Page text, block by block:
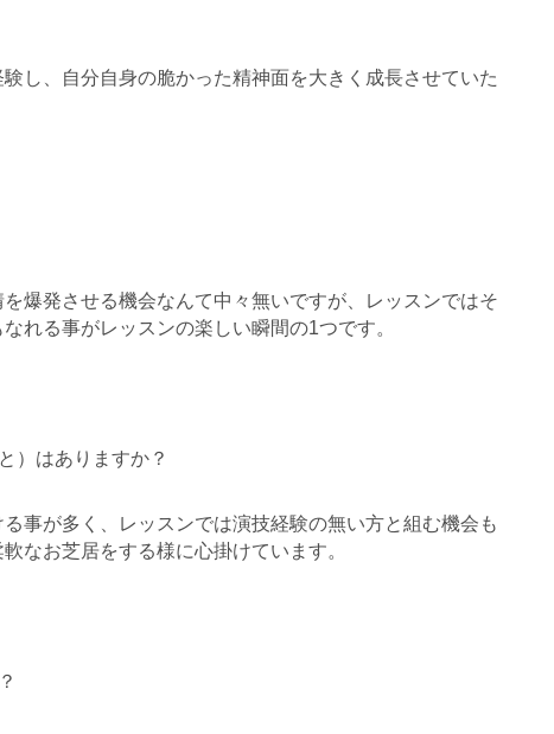
し、
自分自身の脆かった精神面を大きく成長させていた
を爆発させる機会なんて中々無いですが、レッスンではそ
れる事がレッスンの楽しい瞬間の1つです。
） はありますか？
事が多く、レ ッスンでは演技経験の無い方と組む機会も
なお芝居をする様に心掛けています。